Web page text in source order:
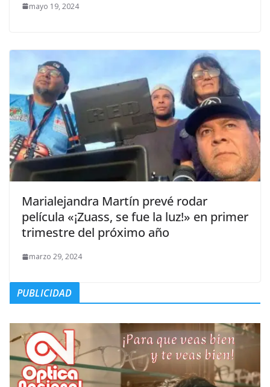
mayo 19, 2024
Marialejandra Martín prevé rodar
película «¡Zuass, se fue la luz!» en primer
trimestre del próximo año
marzo 29, 2024
PUBLICIDAD